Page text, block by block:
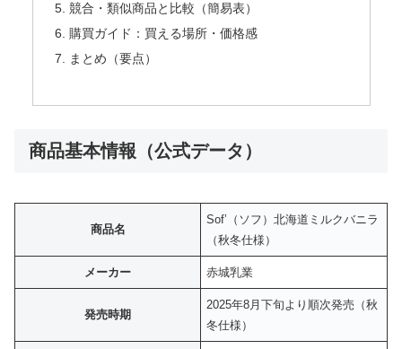
競合・類似商品と比較（簡易表）
購買ガイド：買える場所・価格感
まとめ（要点）
商品基本情報（公式データ）
商品名
Sof’（ソフ）北海道ミルクバニラ
（秋冬仕様）
メーカー 赤城乳業
発売時期
2025年8月下旬より順次発売（秋
冬仕様）